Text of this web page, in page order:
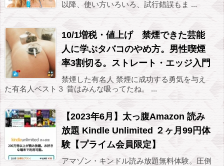
以降、使い方いろいろ、試行錯誤もま ...
10/1増税・値上げ 禁煙できた芸能
人に学ぶタバコのやめ方。男性喫煙
率3割切る。ストレート・エッジ入門
禁煙した有名人 禁煙に成功する勇気を与え
た有名人ベスト３ 昔はみんな吸ってたね。 ...
【2023年6月】太っ腹Amazon 読み
放題 Kindle Unlimited ２ヶ月99円体
験【プライム会員限定】
アマゾン・キンドル読み放題無料体験。圧倒